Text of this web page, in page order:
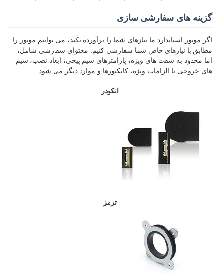
گزینه های سفارشی سازی
اگر موتور استاندارد ما نیازهای شما را برآورده نکند، می توانیم موتور را
مطابق با نیازهای خاص شما سفارشی کنیم. محتوای سفارشی شامل،
اما محدود به شفت های ویژه، پارامترهای سیم پیچی، ابعاد نصب، سیم
های خروجی با الزامات ویژه، کانکتورها و موارد دیگر می شود.
انکودر
ترمز